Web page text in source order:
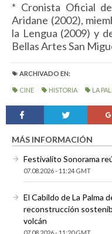
* Cronista Oficial
Aridane (2002),
la Lengua (2009) y
Bellas Artes San
ARCHIVADO EN:
CINE HISTORIA LA
MÁS INFORMACIÓN
Festivalito Sonorama
07.08.2026 - 11:24 GMT
El Cabildo de La Palma
reconstrucción
volcán